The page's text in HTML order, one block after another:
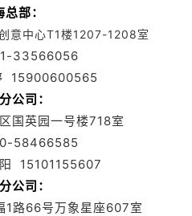
部：
意中心T1楼1207-1208室
33566056
15900600565
公司：
国英园一号楼718室
58466585
15101155607
公司：
1路66号万象星座607室